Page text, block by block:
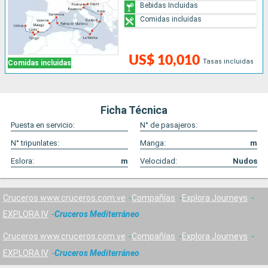
Comidas incluidas US$ 10,010 Tasas incluidas
Bebidas Incluidas
Comidas incluidas
Ficha Técnica
Puesta en servicio:
N° de pasajeros:
N° tripunlates:
Manga:
m
Eslora:
m Velocidad: Nudos
Cruceros www.cruceros.com.ve Compañías
Explora Journeys
EXPLORA IV
Cruceros Mediterráneo
Cruceros www.cruceros.com.ve Compañías
Explora Journeys
EXPLORA IV
Cruceros Mediterráneo